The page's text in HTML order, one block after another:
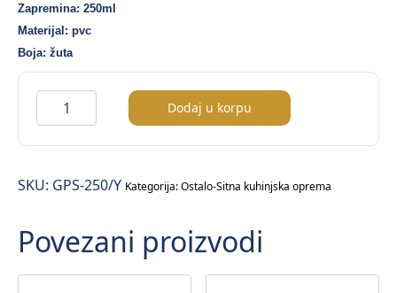
Zapremina: 250ml
Materijal: pvc
Boja: žuta
Doza
za
sos
250ml
Dodaj u korpu
SKU: GPS-250/Y Kategorija:Ostalo-Sitna kuhinjska oprema
Povezani proizvodi